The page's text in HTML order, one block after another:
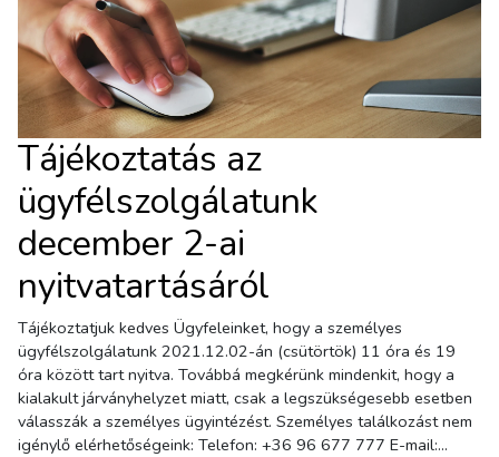
Tájékoztatás az
ügyfélszolgálatunk
december 2-ai
nyitvatartásáról
Tájékoztatjuk kedves Ügyfeleinket, hogy a személyes
ügyfélszolgálatunk 2021.12.02-án (csütörtök) 11 óra és 19
óra között tart nyitva. Továbbá megkérünk mindenkit, hogy a
kialakult járványhelyzet miatt, csak a legszükségesebb esetben
válasszák a személyes ügyintézést. Személyes találkozást nem
igénylő elérhetőségeink: Telefon: +36 96 677 777 E-mail: